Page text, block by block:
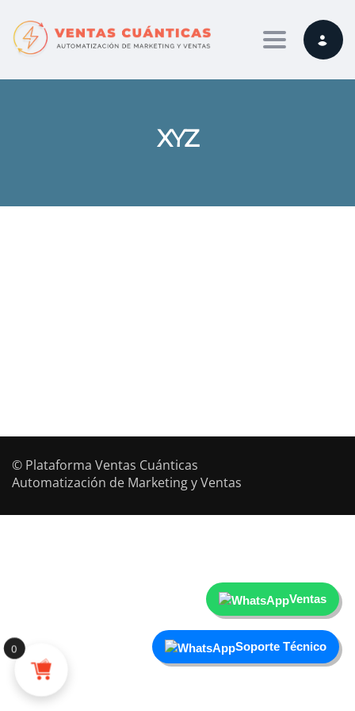
Toggle
XYZ
© Plataforma Ventas Cuánticas
Automatización de Marketing y Ventas
Ventas
Soporte Técnico
0